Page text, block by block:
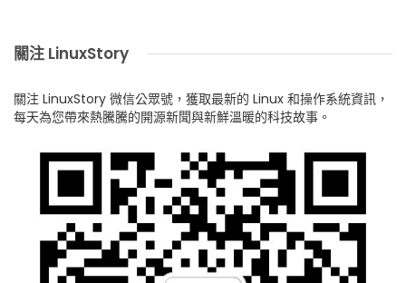
關注 LinuxStory
關注 LinuxStory 微信公眾號，獲取最新的 Linux 和操作系統資訊，
每天為您帶來熱騰騰的開源新聞與新鮮溫暖的科技故事。